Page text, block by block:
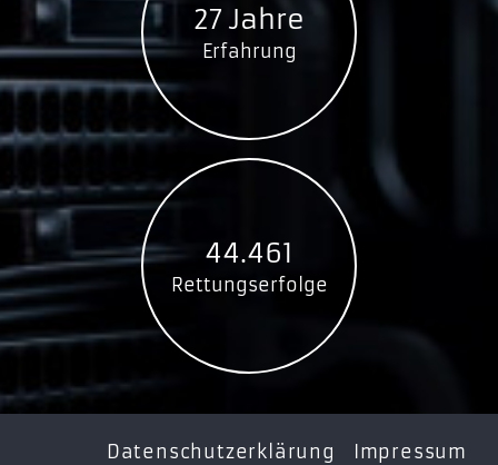
27 Jahre
Erfahrung
44.461
Rettungserfolge
Datenschutzerklärung
Impressum